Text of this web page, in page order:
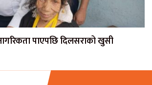
पाएपछि दिलसराको खुसी